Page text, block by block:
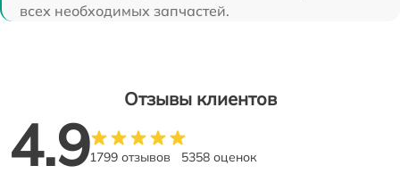
всех необходимых запчастей.
Отзывы клиентов
4.91799 отзывов 5358 оценок